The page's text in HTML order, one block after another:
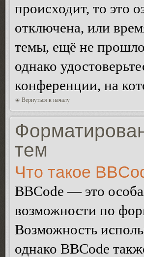
происходит, то это
отключена, или
темы, ещё не
однако
конференции, на
Вернуться к началу
тем
Что такое
BBCode — это
возможности по
Возможность
однако BBCode